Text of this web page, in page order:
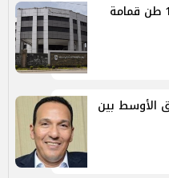
رفع المطبات العشوائية و120 طن قمامة
الأوسط بين